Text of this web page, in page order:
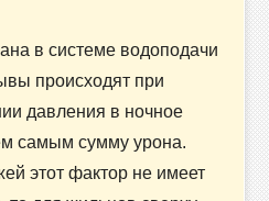
в системе водоподачи
происходят при
давления в ночное
самым сумму урона.
этот фактор не имеет